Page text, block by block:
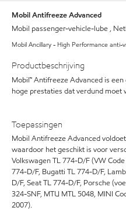
Mobil Antifreeze Advanced
Mobil passenger-vehicle-lube ,
Mobil Ancillary - High Performance anti-
Productbeschrijving
Mobil™ Antifreeze Advanced is
hoge prestaties dat verdund
Toepassingen
Mobil Antifreeze Advanced
waardoor het geschikt is voor
Volkswagen TL 774-D/F (VW
774-D/F, Bugatti TL 774-D/F,
D/F, Seat TL 774-D/F, Porsche
324-SNF, MTU MTL 5048, MINI
2007).